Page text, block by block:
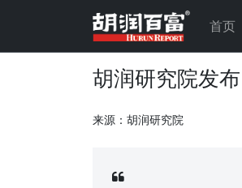
首页
胡润研究院发
来源：胡润研究院